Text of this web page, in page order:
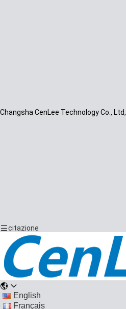
Changsha CenLee Technology Co., Ltd,
citazione
English
Français